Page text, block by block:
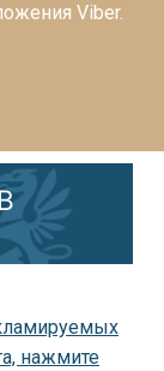
Viber.
нажмите